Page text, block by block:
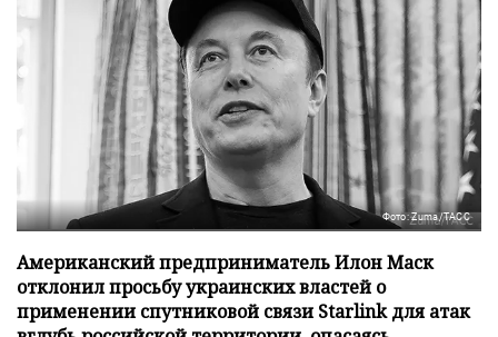
Фото: Zuma/ТАСС
Американский предприниматель Илон Маск
отклонил просьбу украинских властей о
применении спутниковой связи Starlink для атак